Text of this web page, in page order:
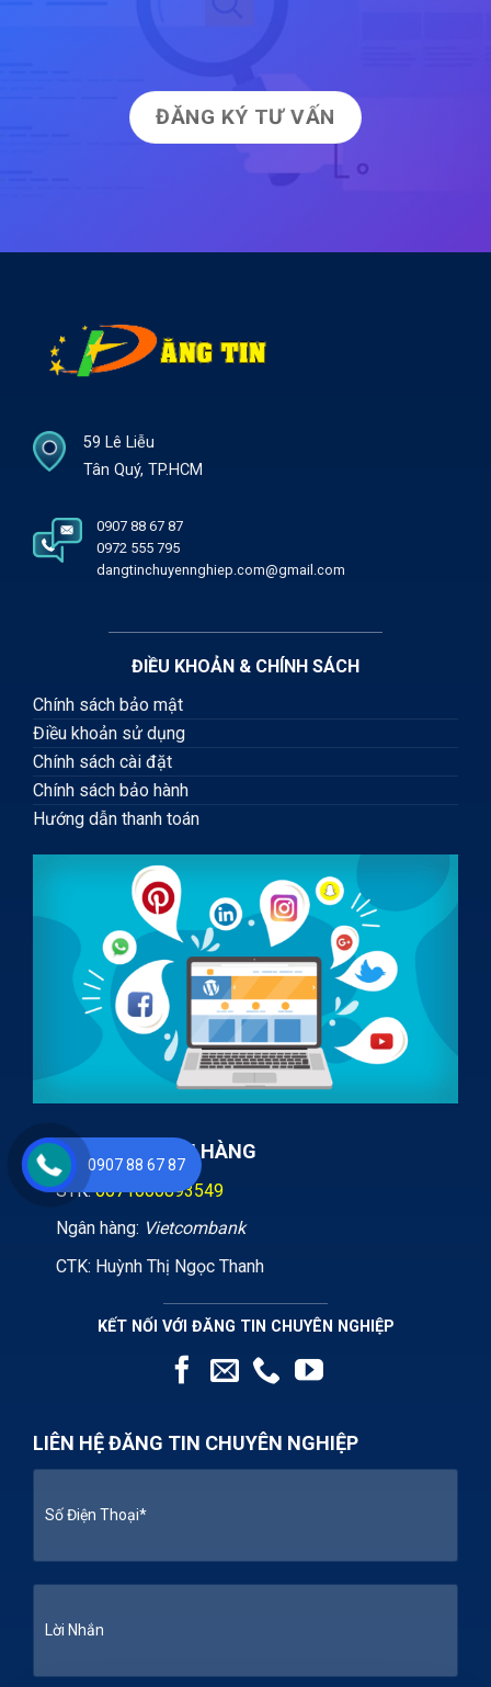
ĐĂNG KÝ TƯ VẤN
59 Lê Liễu
Tân Quý, TP.HCM
0907 88 67 87
0972 555 795
dangtinchuyennghiep.com@gmail.com
ĐIỀU KHOẢN & CHÍNH SÁCH
Chính sách bảo mật
Điều khoản sử dụng
Chính sách cài đặt
Chính sách bảo hành
Hướng dẫn thanh toán
TÀI KHOẢN NGÂN HÀNG
STK:0071000893549
Ngân hàng: Vietcombank
CTK: Huỳnh Thị Ngọc Thanh
KẾT NỐI VỚI ĐĂNG TIN CHUYÊN NGHIỆP
LIÊN HỆ ĐĂNG TIN CHUYÊN NGHIỆP
0907 88 67 87